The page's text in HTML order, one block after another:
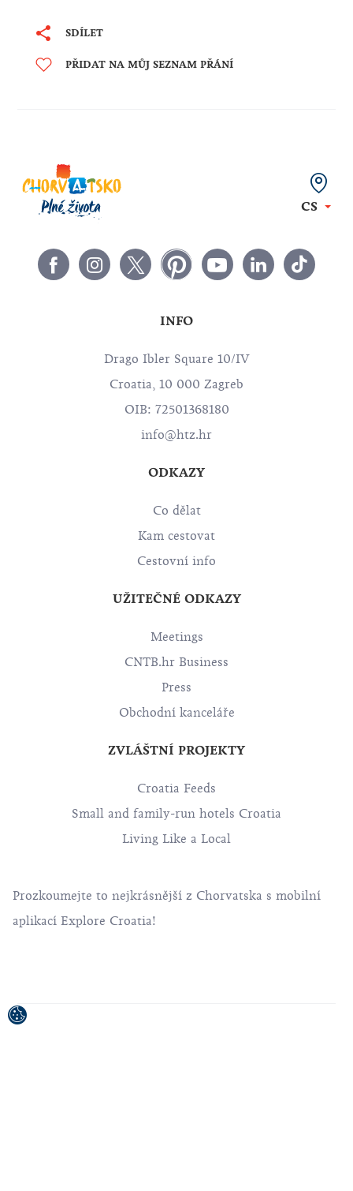
SDÍLET
PŘIDAT NA MŮJ SEZNAM PŘÁNÍ
CS
INFO
Drago Ibler Square 10/IV
Croatia, 10 000 Zagreb
OIB: 72501368180
info@htz.hr
ODKAZY
Co dělat
Kam cestovat
Cestovní info
UŽITEČNÉ ODKAZY
Meetings
CNTB.hr Business
Press
Obchodní kanceláře
ZVLÁŠTNÍ PROJEKTY
Croatia Feeds
Small and family-run hotels Croatia
Living Like a Local
Prozkoumejte to nejkrásnější z Chorvatska s mobilní
aplikací Explore Croatia!